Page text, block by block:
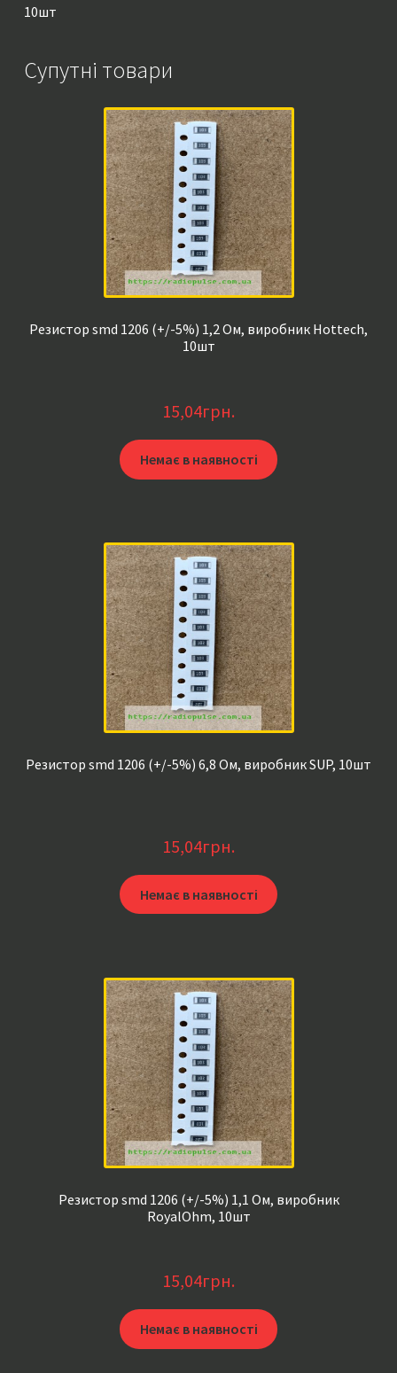
10шт
Супутні товари
Резистор smd 1206 (+/-5%) 1,2 Ом, виробник Hottech,
10шт
15,04грн.
Немає в наявності
Резистор smd 1206 (+/-5%) 6,8 Ом, виробник SUP, 10шт
15,04грн.
Немає в наявності
Резистор smd 1206 (+/-5%) 1,1 Ом, виробник
RoyalOhm, 10шт
15,04грн.
Немає в наявності